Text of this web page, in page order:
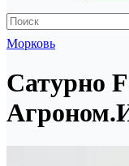
Морковь
Сатурно